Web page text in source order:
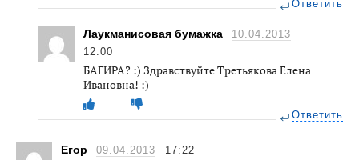
Ответить
Лаукманисовая бумажка
10.04.2013
12:00
БАГИРА? :) Здравствуйте Третьякова Елена
Ивановна! :)
Ответить
Егор 09.04.2013 17:22